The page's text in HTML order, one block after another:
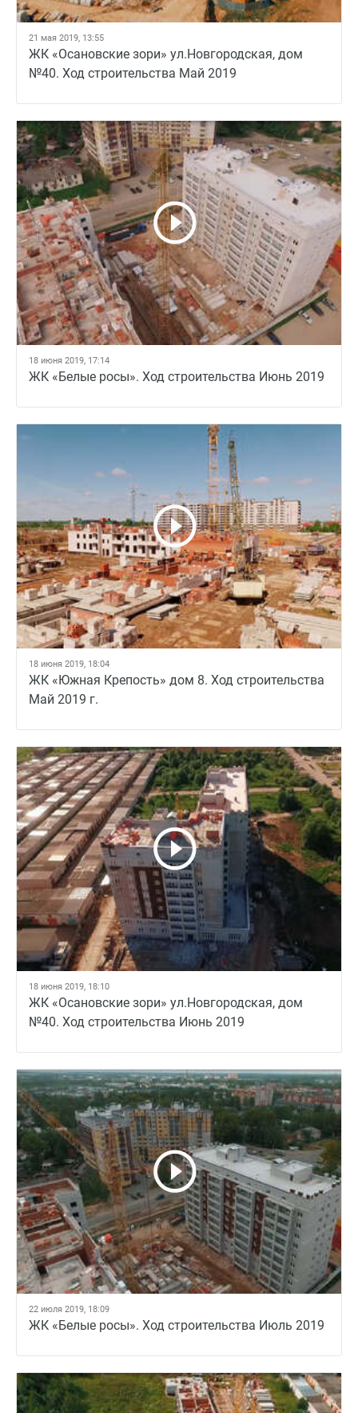
21 мая 2019, 13:55
ЖК «Осановские зори» ул.Новгородская, дом
№40. Ход строительства Май 2019
18 июня 2019, 17:14
ЖК «Белые росы». Ход строительства Июнь 2019
18 июня 2019, 18:04
ЖК «Южная Крепость» дом 8. Ход строительства
Май 2019 г.
18 июня 2019, 18:10
ЖК «Осановские зори» ул.Новгородская, дом
№40. Ход строительства Июнь 2019
22 июля 2019, 18:09
ЖК «Белые росы». Ход строительства Июль 2019